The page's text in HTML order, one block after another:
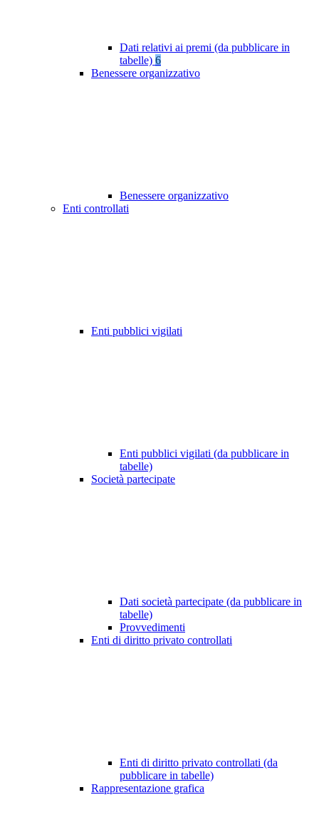
Dati relativi ai premi (da pubblicare in
tabelle) 6
Benessere organizzativo
Benessere organizzativo
Enti controllati
Enti pubblici vigilati
Enti pubblici vigilati (da pubblicare in
tabelle)
Società partecipate
Dati società partecipate (da pubblicare in
tabelle)
Provvedimenti
Enti di diritto privato controllati
Enti di diritto privato controllati (da
pubblicare in tabelle)
Rappresentazione grafica